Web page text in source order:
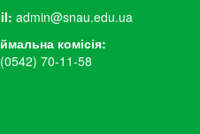
admin@snau.edu.ua
комісія:
70-11-58